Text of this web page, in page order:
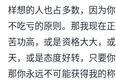
样想的人也占多数，因为
不吃亏的原则。那我现在
苦功高，或是资格大大，
天，或是态度好转，只要
那你永远不可能获得我的